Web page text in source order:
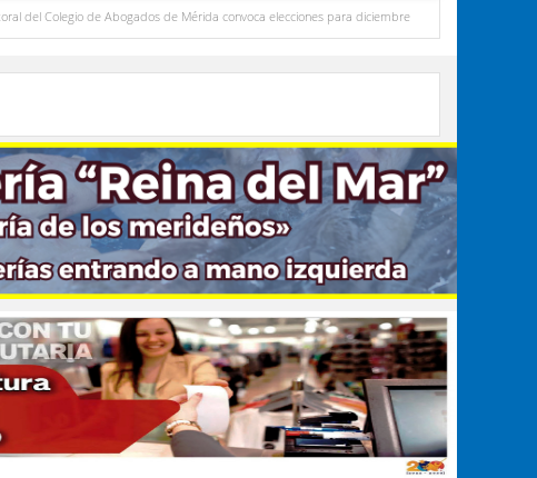
de Mérida convoca elecciones para diciembre Miranda concentra casi el 77 % de